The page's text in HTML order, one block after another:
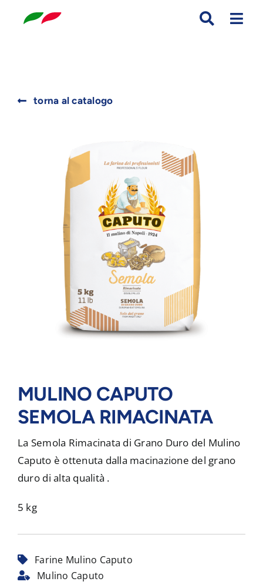
torna al catalogo
MULINO CAPUTO
SEMOLA RIMACINATA
La Semola Rimacinata di Grano Duro del Mulino
Caputo è ottenuta dalla macinazione del grano
duro di alta qualità .
5 kg
Farine Mulino Caputo
Mulino Caputo
for: